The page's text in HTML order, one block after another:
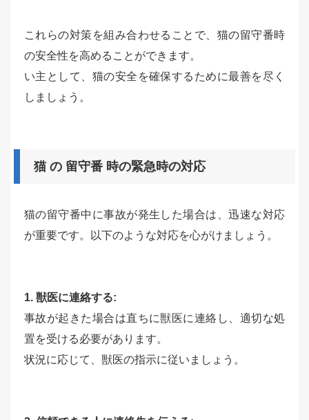
これらの対策を組み合わせることで、猫の留守番時
の安全性を高めることができます。
い主として、猫の安全を確保するために最善を尽く
しましょう。
猫 の 留守番 時の緊急時の対応
猫の留守番中に事故が発生した場合は、迅速な対応
が重要です。以下のような対応を心がけましょう。
1. 獣医に連絡する:
事故が起きた場合は直ちに獣医に連絡し、適切な処
置を受ける必要があります。
状況に応じて、獣医の指示に従いましょう。